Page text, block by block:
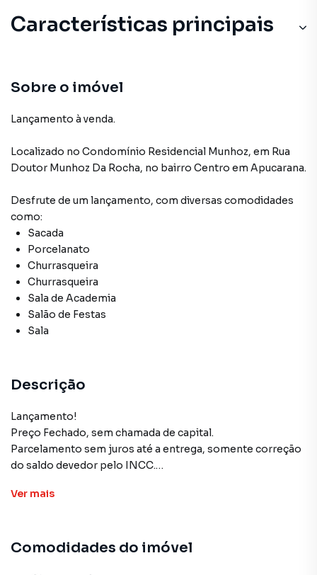
Características principais
Sobre o imóvel
Lançamento à venda.
Localizado no Condomínio Residencial Munhoz, em Rua
Doutor Munhoz Da Rocha, no bairro Centro em Apucarana.
Desfrute de um lançamento, com diversas comodidades
como:
Sacada
Porcelanato
Churrasqueira
Churrasqueira
Sala de Academia
Salão de Festas
Sala
Descrição
Lançamento!
Preço Fechado, sem chamada de capital.
Parcelamento sem juros até a entrega, somente correção
do saldo devedor pelo INCC.
Área comum com salão de festas, bicicletário, academia,
Ver mais
Comodidades do imóvel